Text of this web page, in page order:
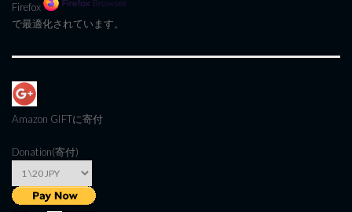
Firefox
で最適化されています。
Amazon GIFTに寄付
Donation(寄付)